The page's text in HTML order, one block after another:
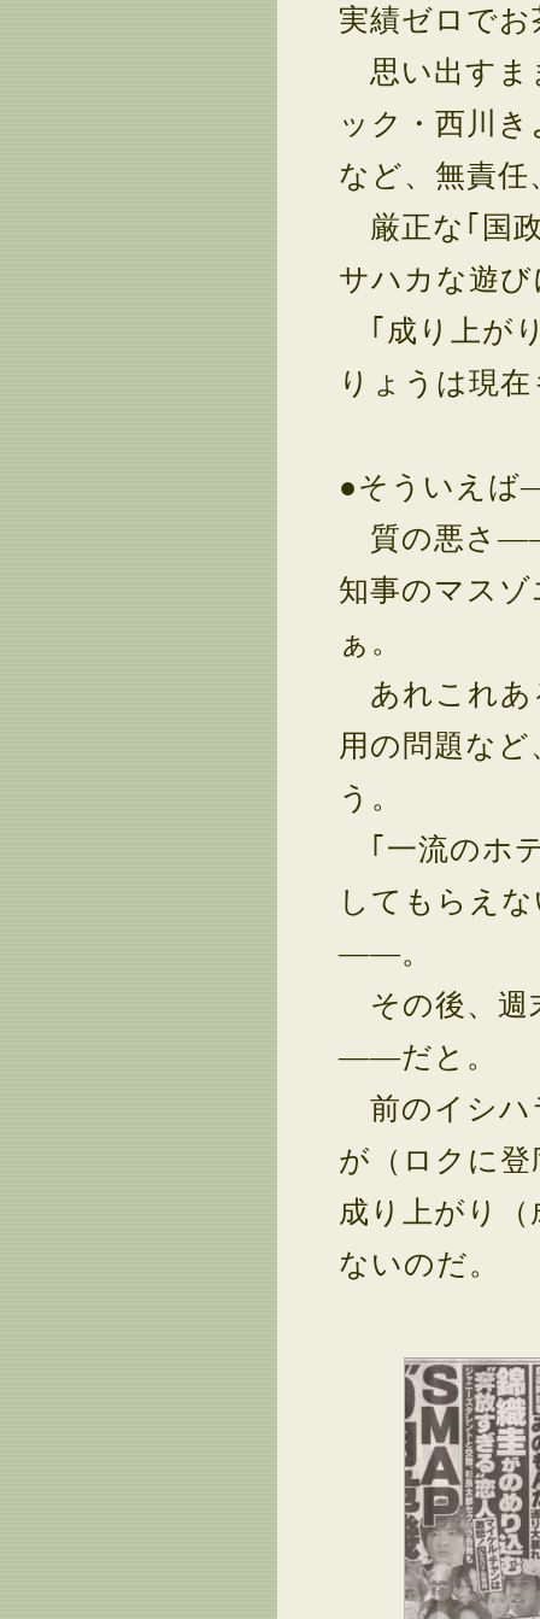
実績ゼロで
思い出すま
ック・西川
など、無責
厳正な｢国
サハカな遊
｢成り上が
りょうは現
●そういえ
質の悪さ――
知事のマス
ぁ。
あれこれあ
用の問題な
う。
｢一流のホ
してもらえ
――。
その後、週
――だと。
前のイシハ
が（ロクに
成り上がり
ないのだ。